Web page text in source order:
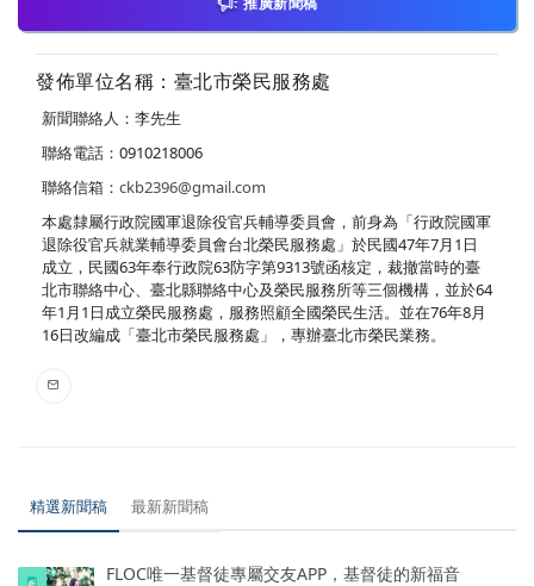
發佈單位名稱：臺北市榮民服務處
新聞聯絡人：李先生
聯絡電話：0910218006
聯絡信箱： ckb2396@gmail.com
本處隸屬行政院國軍退除役官兵輔導委員會，前身為「行政院國軍
退除役官兵就業輔導委員會台北榮民服務處」於民國47年7月1日
成立，民國63年奉行政院63防字第9313號函核定，裁撤當時的臺
北市聯絡中心、臺北縣聯絡中心及榮民服務所等三個機構，並於64
年1月1日成立榮民服務處，服務照顧全國榮民生活。並在76年8月
16日改編成「臺北市榮民服務處」，專辦臺北市榮民業務。
精選新聞稿 最新新聞稿
FLOC唯一基督徒專屬交友APP，基督徒的新福音